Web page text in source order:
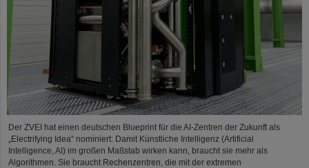
Der ZVEI hat einen deutschen Blueprint für die AI-Zentren der Zukunft als
„Electrifying Idea“ nominiert: Damit Künstliche Intelligenz (Artificial
Intelligence, AI) im großen Maßstab wirken kann, braucht sie mehr als
Algorithmen. Sie braucht Rechenzentren, die mit der extremen